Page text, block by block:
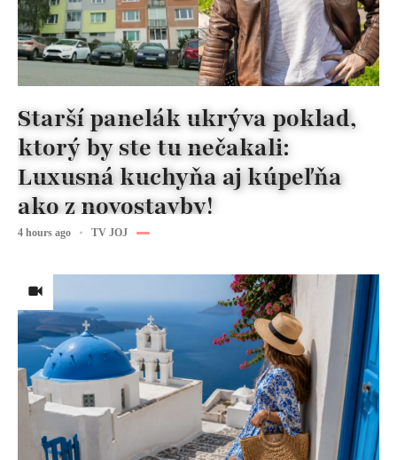
Starší panelák ukrýva poklad,
ktorý by ste tu nečakali:
Luxusná kuchyňa aj kúpeľňa
ako z novostavby!
4 hours ago TV JOJ